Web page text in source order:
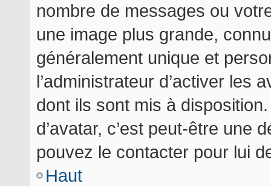
nombre de messages ou
une image plus grande,
généralement unique et
l’administrateur d’activer les
dont ils sont mis à
d’avatar, c’est peut-être une
pouvez le contacter pour lui
Haut